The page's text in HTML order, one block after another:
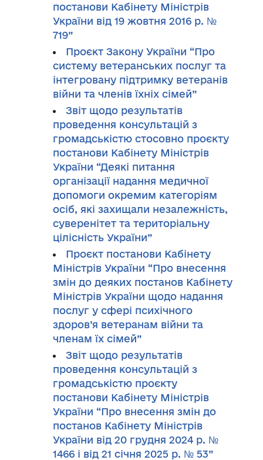
постанови Кабінету Міністрів
України від 19 жовтня 2016 р. №
719”
Проєкт Закону України “Про
систему ветеранських послуг та
інтегровану підтримку ветеранів
війни та членів їхніх сімей”
Звіт щодо результатів
проведення консультацій з
громадськістю стосовно проєкту
постанови Кабінету Міністрів
України “Деякі питання
організації надання медичної
допомоги окремим категоріям
осіб, які захищали незалежність,
суверенітет та територіальну
цілісність України”
Проєкт постанови Кабінету
Міністрів України “Про внесення
змін до деяких постанов Кабінету
Міністрів України щодо надання
послуг у сфері психічного
здоров’я ветеранам війни та
членам їх сімей”
Звіт щодо результатів
проведення консультацій з
громадськістю проєкту
постанови Кабінету Міністрів
України “Про внесення змін до
постанов Кабінету Міністрів
України від 20 грудня 2024 р. №
1466 і від 21 січня 2025 р. № 53”